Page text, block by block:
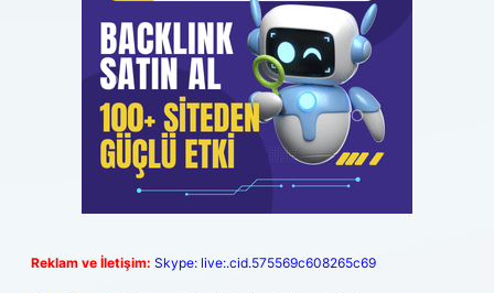
Reklam ve İletişim: Skype: live:.cid.575569c608265c69